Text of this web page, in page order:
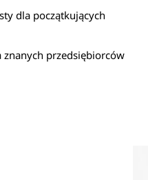
dla początkujących
znanych przedsiębiorców